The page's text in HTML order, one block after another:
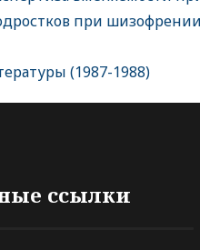
при шизофрении
(1987-1988)
ссылки